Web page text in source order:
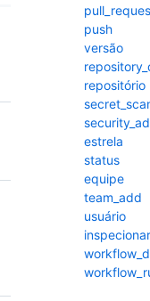
push
versão
repositório
estrela
status
equipe
team_add
usuário
inspecionar